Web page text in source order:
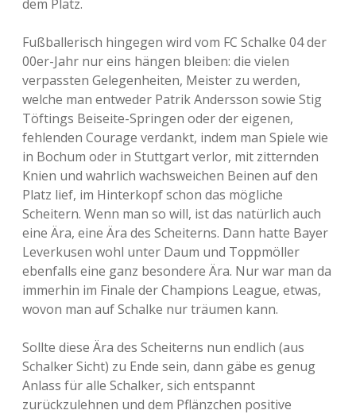
dem Platz.
Fußballerisch hingegen wird vom FC Schalke 04 der
00er-Jahr nur eins hängen bleiben: die vielen
verpassten Gelegenheiten, Meister zu werden,
welche man entweder Patrik Andersson sowie Stig
Töftings Beiseite-Springen oder der eigenen,
fehlenden Courage verdankt, indem man Spiele wie
in Bochum oder in Stuttgart verlor, mit zitternden
Knien und wahrlich wachsweichen Beinen auf den
Platz lief, im Hinterkopf schon das mögliche
Scheitern. Wenn man so will, ist das natürlich auch
eine Ära, eine Ära des Scheiterns. Dann hatte Bayer
Leverkusen wohl unter Daum und Toppmöller
ebenfalls eine ganz besondere Ära. Nur war man da
immerhin im Finale der Champions League, etwas,
wovon man auf Schalke nur träumen kann.
Sollte diese Ära des Scheiterns nun endlich (aus
Schalker Sicht) zu Ende sein, dann gäbe es genug
Anlass für alle Schalker, sich entspannt
zurückzulehnen und dem Pflänzchen positive